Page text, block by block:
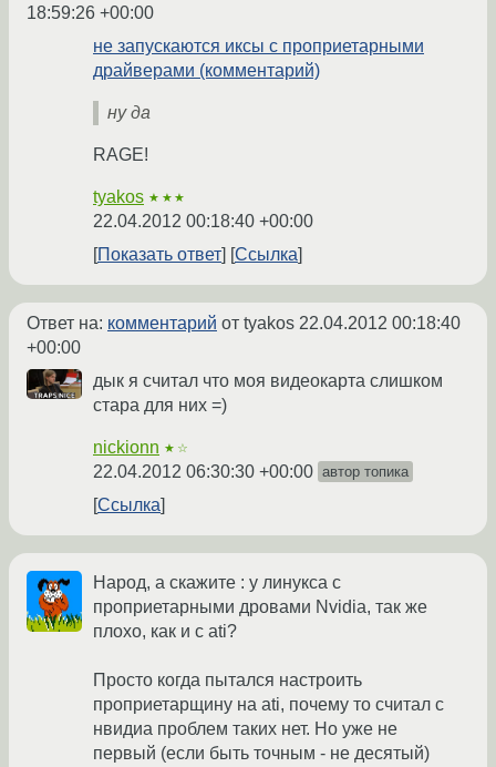
18:59:26 +00:00
не запускаются иксы с проприетарными
драйверами (комментарий)
ну да
RAGE!
tyakos ★★★
22.04.2012 00:18:40 +00:00
Показать ответ
Ссылка
Ответ на: комментарий от tyakos 22.04.2012 00:18:40
+00:00
дык я считал что моя видеокарта слишком
стара для них =)
nickionn ★☆
22.04.2012 06:30:30 +00:00 автор топика
Ссылка
Народ, а скажите : у линукса с
проприетарными дровами Nvidia, так же
плохо, как и с ati?
Просто когда пытался настроить
проприетарщину на ati, почему то считал с
нвидиа проблем таких нет. Но уже не
первый (если быть точным - не десятый)